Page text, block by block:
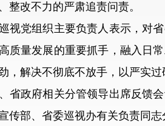
整改不力的严肃追责问责。
党组织主要负责人表示，对省
质量发展的重要抓手，融入日
，解决不彻底不放手，以严实
政府相关分管领导出席反馈会
传部、省委巡视办有关负责同